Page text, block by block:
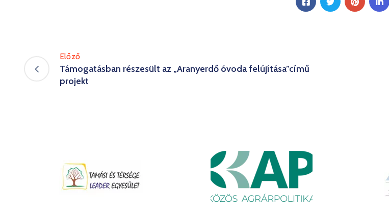
Előző
Támogatásban részesült az „Aranyerdő óvoda felújítása”című
projekt